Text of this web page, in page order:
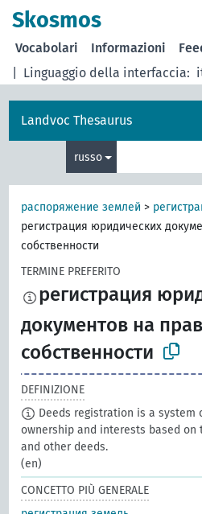
Skosmos
Linguaggio della interfaccia:
Vocabolari Informazioni
Landvoc Thesaurus
russo
распоряжение землей >
регистрация юридических
собственности
TERMINE PREFERITO
регистрация
документов на
собственности
DEFINIZIONE
Deeds registration is a system
ownership and interests based
and other deeds.
(en)
CONCETTO PIÙ GENERALE